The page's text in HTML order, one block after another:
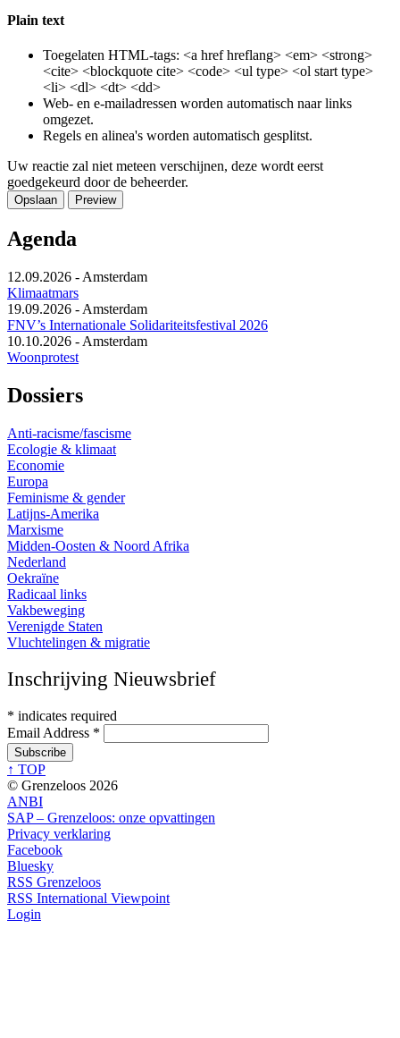
Plain text
Toegelaten HTML-tags: <a href hreflang> <em> <strong>
<cite> <blockquote cite> <code> <ul type> <ol start type>
<li> <dl> <dt> <dd>
Web- en e-mailadressen worden automatisch naar links
omgezet.
Regels en alinea's worden automatisch gesplitst.
Uw reactie zal niet meteen verschijnen, deze wordt eerst
goedgekeurd door de beheerder.
Agenda
12.09.2026 - Amsterdam
Klimaatmars
19.09.2026 - Amsterdam
FNV’s Internationale Solidariteitsfestival 2026
10.10.2026 - Amsterdam
Woonprotest
Dossiers
Anti-racisme/fascisme
Ecologie & klimaat
Economie
Europa
Feminisme & gender
Latijns-Amerika
Marxisme
Midden-Oosten & Noord Afrika
Nederland
Oekraïne
Radicaal links
Vakbeweging
Verenigde Staten
Vluchtelingen & migratie
Inschrijving Nieuwsbrief
* indicates required
Email Address *
↑ TOP
© Grenzeloos 2026
ANBI
SAP – Grenzeloos: onze opvattingen
Privacy verklaring
Facebook
Bluesky
RSS Grenzeloos
RSS International Viewpoint
Login